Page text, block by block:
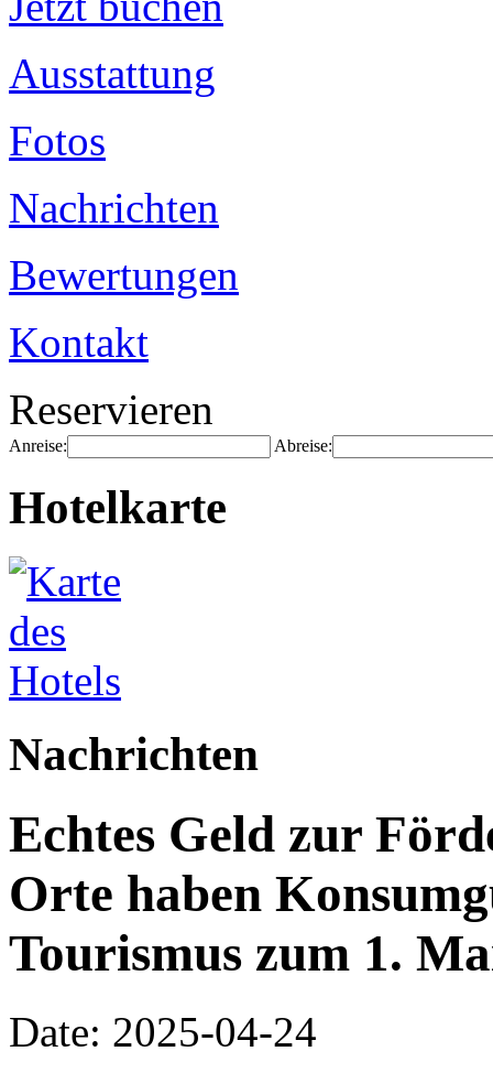
Ausstattung
Fotos
Nachrichten
Bewertungen
Kontakt
Reservieren
Anreise: Abreise:
Hotelkarte
Nachrichten
Echtes Geld zur
Orte haben
Tourismus zum 1.
Date: 2025-04-24